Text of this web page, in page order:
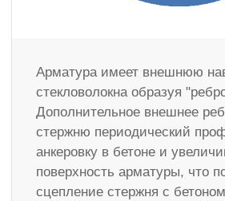
Арматура имеет внешнюю
стекловолокна образуя
Дополнительное внешнее
стержню периодический
анкеровку в бетоне и
поверхность арматуры, что
сцепление стержня с